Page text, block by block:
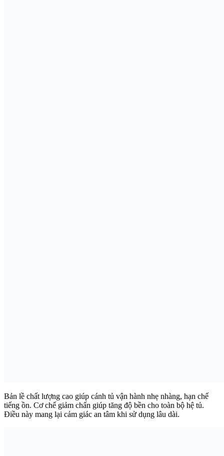
Bản lề chất lượng cao giúp cánh tủ vận hành nhẹ nhàng, hạn chế
tiếng ồn. Cơ chế giảm chấn giúp tăng độ bền cho toàn bộ hệ tủ.
Điều này mang lại cảm giác an tâm khi sử dụng lâu dài.